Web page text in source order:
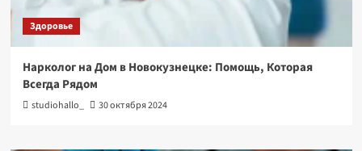
Здоровье
Нарколог на Дом в Новокузнецке: Помощь, Которая
Всегда Рядом
studiohallo_ 30 октября 2024